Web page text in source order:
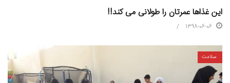
این غذاها عمرتان را طولانی می کند!!
1398-06-06
سلامت